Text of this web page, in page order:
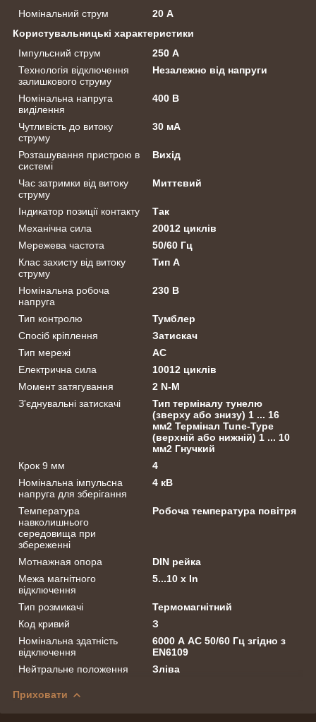
Номінальний струм
20 А
Користувальницькі характеристики
Імпульсний струм
250 А
Технологія відключення
залишкового струму
Незалежно від напруги
Номінальна напруга
виділення
400 В
Чутливість до витоку
струму
30 мА
Розташування пристрою в
системі
Вихід
Час затримки від витоку
струму
Миттєвий
Індикатор позиції контакту
Так
Механічна сила
20012 циклів
Мережева частота
50/60 Гц
Клас захисту від витоку
струму
Тип А
Номінальна робоча
напруга
230 В
Тип контролю
Тумблер
Спосіб кріплення
Затискач
Тип мережі
АС
Електрична сила
10012 циклів
Момент затягування
2 N-M
З'єднувальні затискачі
Тип терміналу тунелю
(зверху або знизу) 1 ... 16
мм2 Термінал Tune-Type
(верхній або нижній) 1 ... 10
мм2 Гнучкий
Крок 9 мм
4
Номінальна імпульсна
напруга для зберігання
4 кВ
Температура
навколишнього
середовища при
збереженні
Робоча температура повітря
Мотнажная опора
DIN рейка
Межа магнітного
відключення
5...10 х In
Тип розмикачі
Термомагнітний
Код кривий
З
Номінальна здатність
відключення
6000 А АС 50/60 Гц згідно з
EN6109
Нейтральне положення
Зліва
Приховати